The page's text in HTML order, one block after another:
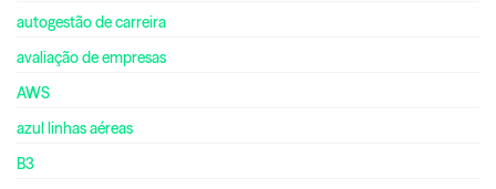
autogestão de carreira
avaliação de empresas
AWS
azul linhas aéreas
B3